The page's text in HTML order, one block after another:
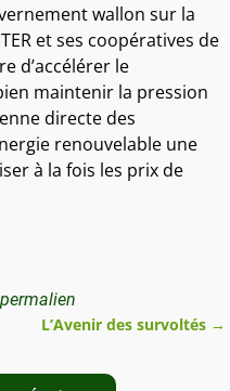
wallon sur la
et ses coopératives de
d’accélérer le
maintenir la pression
directe des
renouvelable une
à la fois les prix de
permalien
L’Avenir des survoltés →